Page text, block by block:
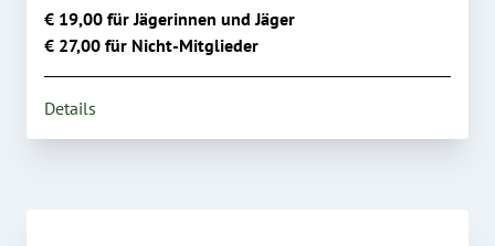
€ 19,00 für Jägerinnen und Jäger
€ 27,00 für Nicht-Mitglieder
Details